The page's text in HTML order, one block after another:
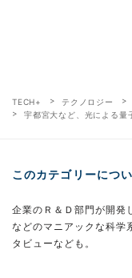
TECH+ テクノロジー
宇都宮大など、光による量
このカテゴリーにつ
企業のＲ＆Ｄ部門が開発
などのマニアックな科学
タビューなども。